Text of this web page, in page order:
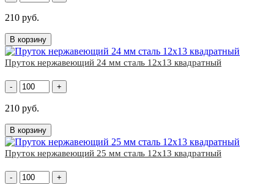
210 руб.
В корзину
Пруток нержавеющий 24 мм сталь 12х13 квадратный
- +
210 руб.
В корзину
Пруток нержавеющий 25 мм сталь 12х13 квадратный
- +